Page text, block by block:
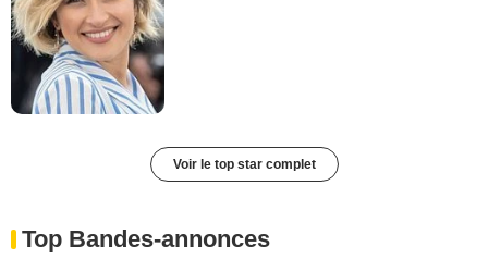
Voir le top star complet
Top Bandes-annonces